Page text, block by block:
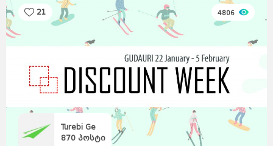
Turebi Ge
870 პოსტი
21 4806